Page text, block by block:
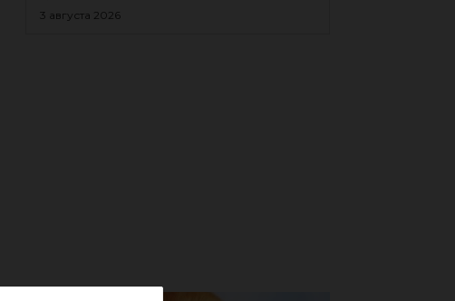
3 августа 2026